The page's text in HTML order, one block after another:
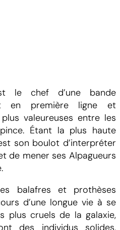
le chef d’une bande
en première ligne et
valeureuses entre les
Étant la plus haute
son boulot d’interpréter
de mener ses Alpagueurs
balafres et prothèses
d’une longue vie à se
plus cruels de la galaxie,
des individus solides,